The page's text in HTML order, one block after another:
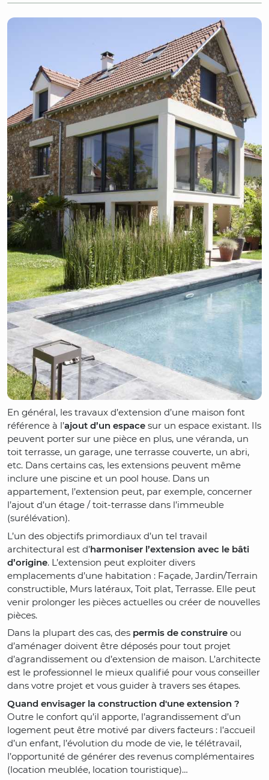
En général, les travaux d’extension d’une maison font
référence à l’ajout d’un espace sur un espace existant. Ils
peuvent porter sur une pièce en plus, une véranda, un
toit terrasse, un garage, une terrasse couverte, un abri,
etc. Dans certains cas, les extensions peuvent même
inclure une piscine et un pool house. Dans un
appartement, l’extension peut, par exemple, concerner
l’ajout d’un étage / toit-terrasse dans l’immeuble
(surélévation).
L’un des objectifs primordiaux d’un tel travail
architectural est d’harmoniser l’extension avec le bâti
d’origine. L’extension peut exploiter divers
emplacements d’une habitation : Façade, Jardin/Terrain
constructible, Murs latéraux, Toit plat, Terrasse. Elle peut
venir prolonger les pièces actuelles ou créer de nouvelles
pièces.
Dans la plupart des cas, des permis de construire ou
d’aménager doivent être déposés pour tout projet
d’agrandissement ou d’extension de maison. L’architecte
est le professionnel le mieux qualifié pour vous conseiller
dans votre projet et vous guider à travers ses étapes.
Quand envisager la construction d'une extension ?
Outre le confort qu’il apporte, l’agrandissement d’un
logement peut être motivé par divers facteurs : l’accueil
d’un enfant, l’évolution du mode de vie, le télétravail,
l’opportunité de générer des revenus complémentaires
(location meublée, location touristique)…